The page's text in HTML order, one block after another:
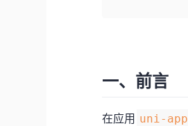
一、前言
在应用 uni-app